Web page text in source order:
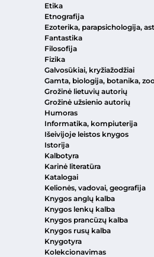
Etika
Etnografija
Ezoterika, parapsichologija,
Fantastika
Filosofija
Fizika
Galvosūkiai, kryžiažodžiai
Gamta, biologija, botanika,
Grožinė lietuvių autorių
Grožinė užsienio autorių
Humoras
Informatika, kompiuterija
Išeivijoje leistos knygos
Istorija
Kalbotyra
Karinė literatūra
Katalogai
Kelionės, vadovai, geografija
Knygos anglų kalba
Knygos lenkų kalba
Knygos prancūzų kalba
Knygos rusų kalba
Knygotyra
Kolekcionavimas